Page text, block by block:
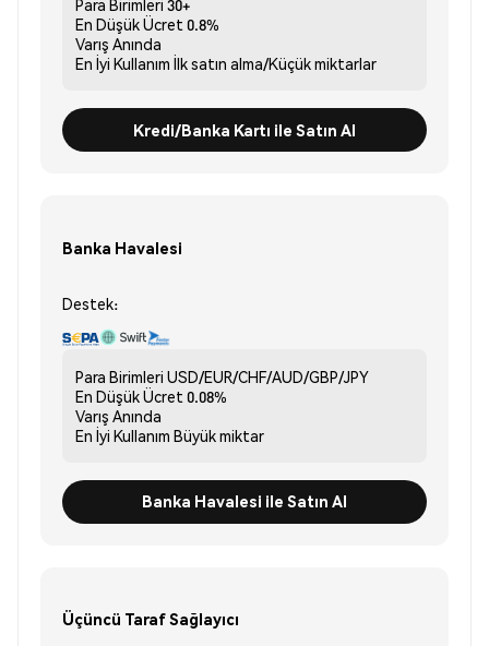
Para Birimleri 30+
En Düşük Ücret 0.8%
Varış Anında
En İyi Kullanım İlk satın alma/Küçük miktarlar
Kredi/Banka Kartı ile Satın Al
Banka Havalesi
Destek:
Para Birimleri USD/EUR/CHF/AUD/GBP/JPY
En Düşük Ücret 0.08%
Varış Anında
En İyi Kullanım Büyük miktar
Banka Havalesi ile Satın Al
Üçüncü Taraf Sağlayıcı